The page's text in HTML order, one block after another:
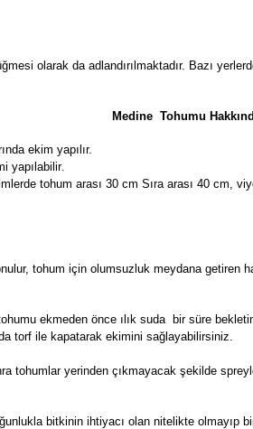
olarak da adlandırılmaktadır. Bazı
Medine Tohumu
ekim yapılır.
yapılabilir.
tohum arası 30 cm Sıra arası 40 cm,
tohum için olumsuzluk meydana getiren
tohumu ekmeden önce ılık suda bir süre
torf ile kapatarak ekimini sağlayabilirsiniz.
tohumlar yerinden çıkmayacak şekilde
bitkinin ihtiyacı olan nitelikte olmayıp